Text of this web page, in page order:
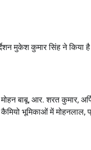
मुकेश कुमार सिंह ने किया
बाबू, आर. शरत कुमार,
भूमिकाओं में